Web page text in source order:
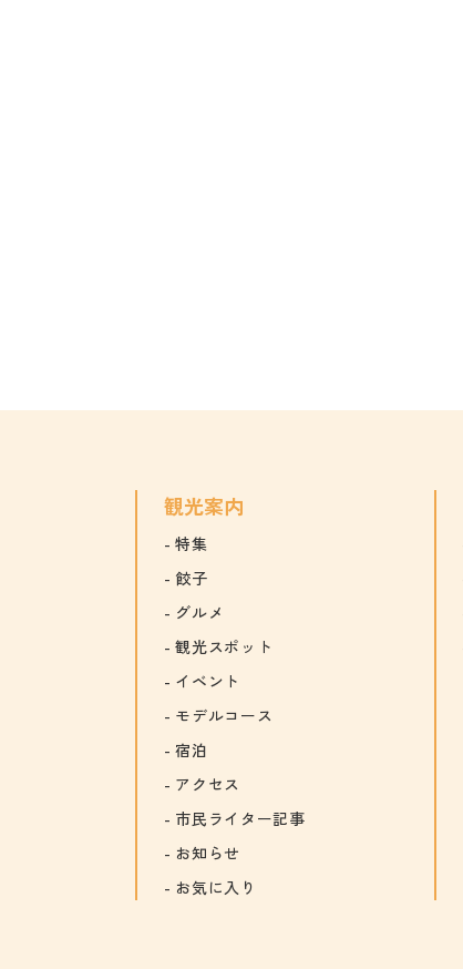
観光案内
特集
餃子
グルメ
観光スポット
イベント
モデルコース
宿泊
アクセス
市民ライター記事
お知らせ
お気に入り